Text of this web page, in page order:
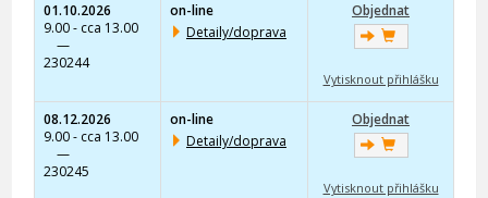
01.10.2026
9.00 - cca 13.00
—
230244
on-line
Detaily/doprava
Objednat
Vytisknout přihlášku
08.12.2026
9.00 - cca 13.00
—
230245
on-line
Detaily/doprava
Objednat
Vytisknout přihlášku